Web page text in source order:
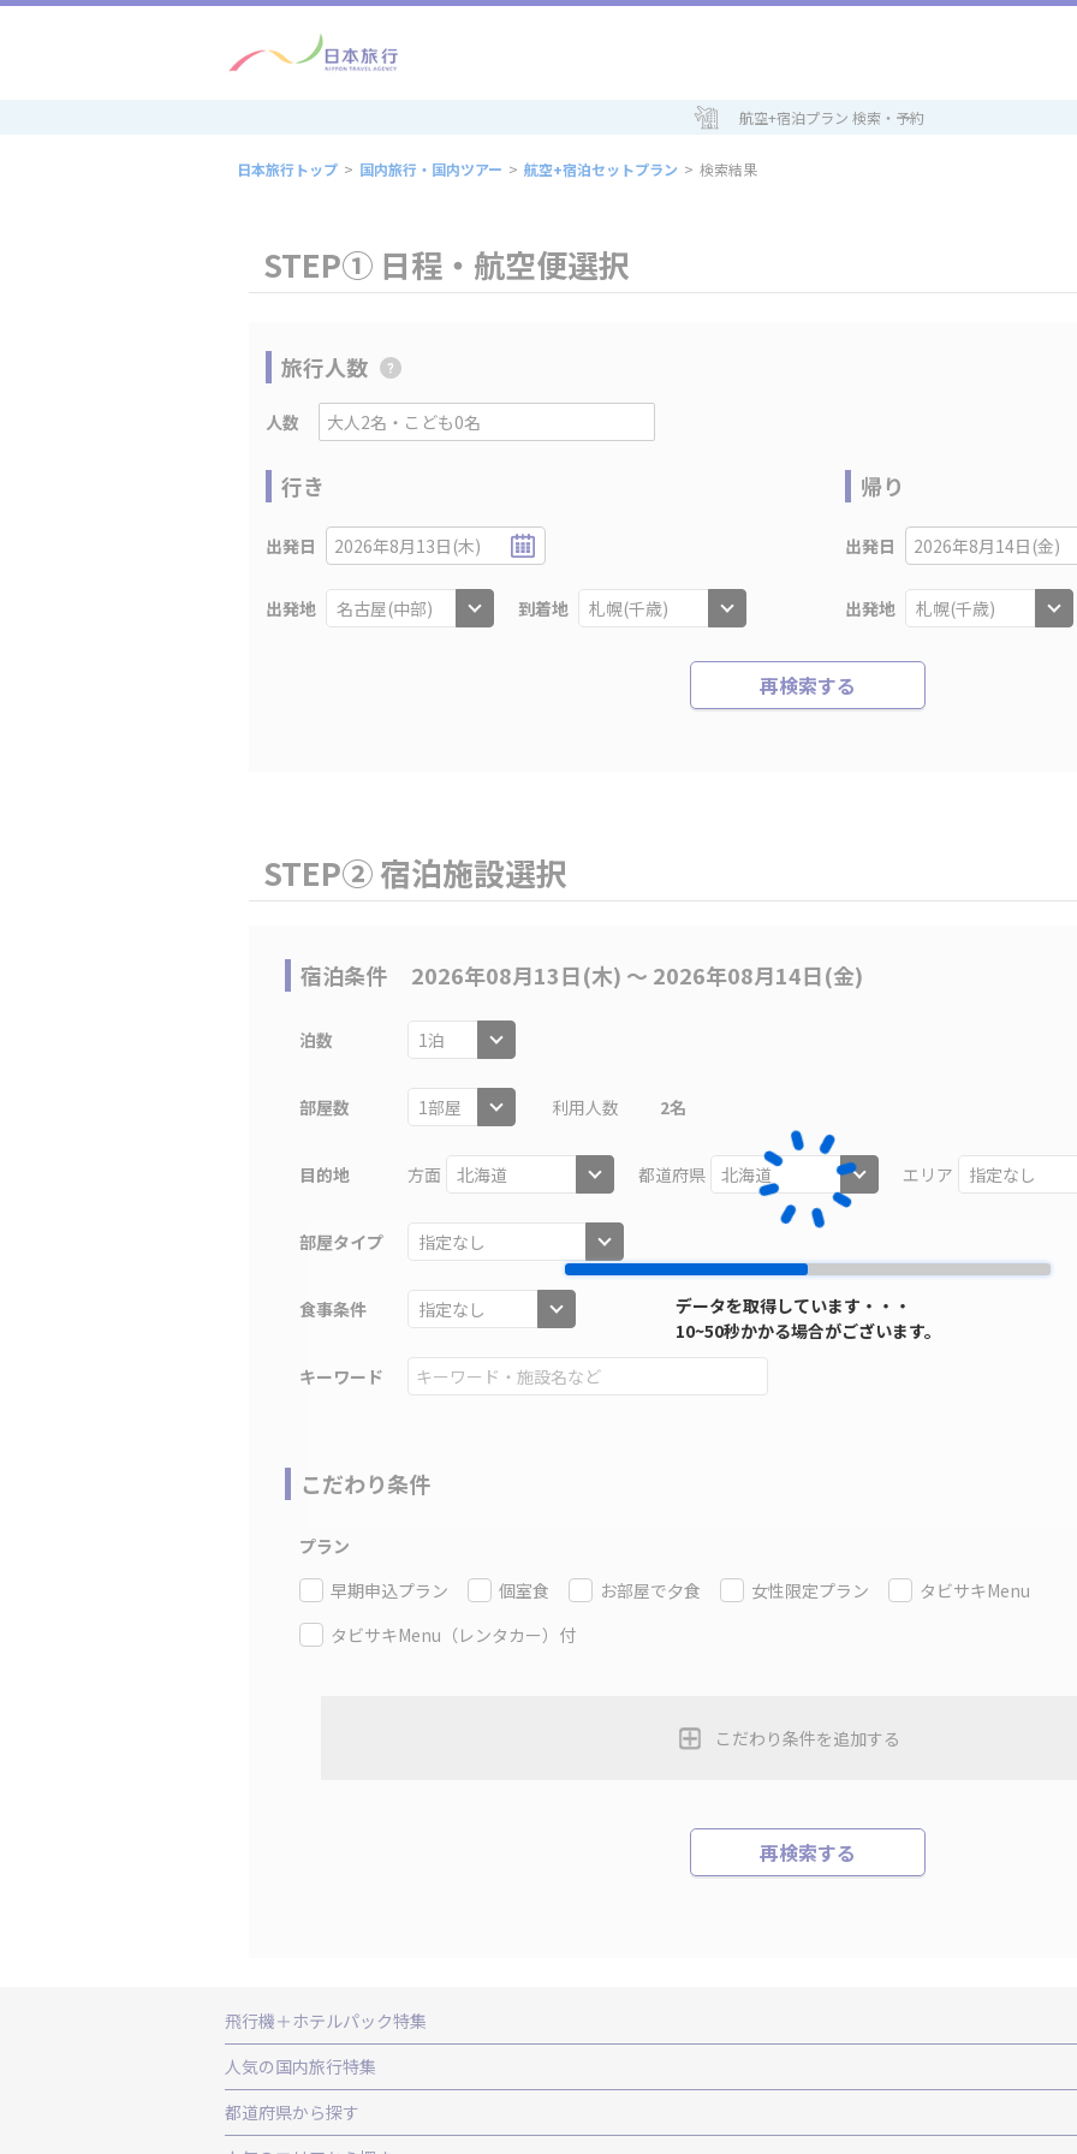
航空+宿泊プラン 検索・予約
日本旅行トップ > 国内旅行・国内ツアー > 航空+宿泊セットプラン > 検索結果
データを取得しています・・・
10~50秒かかる場合がございます。
STEP① 日程・航空便選択
旅行人数
人数
行き
出発日 2026年8月13日(木)
出発地 到着地
帰り
出発日 2026年8月14日(金)
出発地
再検索する
STEP② 宿泊施設選択
宿泊条件 2026年08月13日(木) 〜 2026年08月14日(金)
泊数
部屋数 利用人数 2名
目的地 方面 都道府県 エリア
部屋タイプ
食事条件
キーワード
こだわり条件
プラン
早期申込プラン
個室食 お部屋で夕食 女性限定プラン
タビサキMenu
タビサキMenu（レンタカー）付
こだわり条件を追加する
再検索する
飛行機＋ホテルパック特集
赤い風船ダイナミックパッケージ（飛行機+ホテルパック）
ＡＮＡで行く飛行機+ホテルパック
出張パック
人気の国内旅行特集
東京ディズニーリゾート®への旅
都道府県から探す